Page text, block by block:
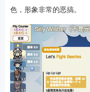
色，形象非常的恶搞。